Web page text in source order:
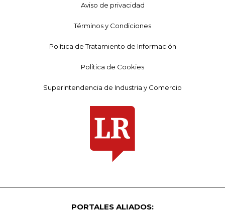
Aviso de privacidad
Términos y Condiciones
Política de Tratamiento de Información
Política de Cookies
Superintendencia de Industria y Comercio
PORTALES ALIADOS: